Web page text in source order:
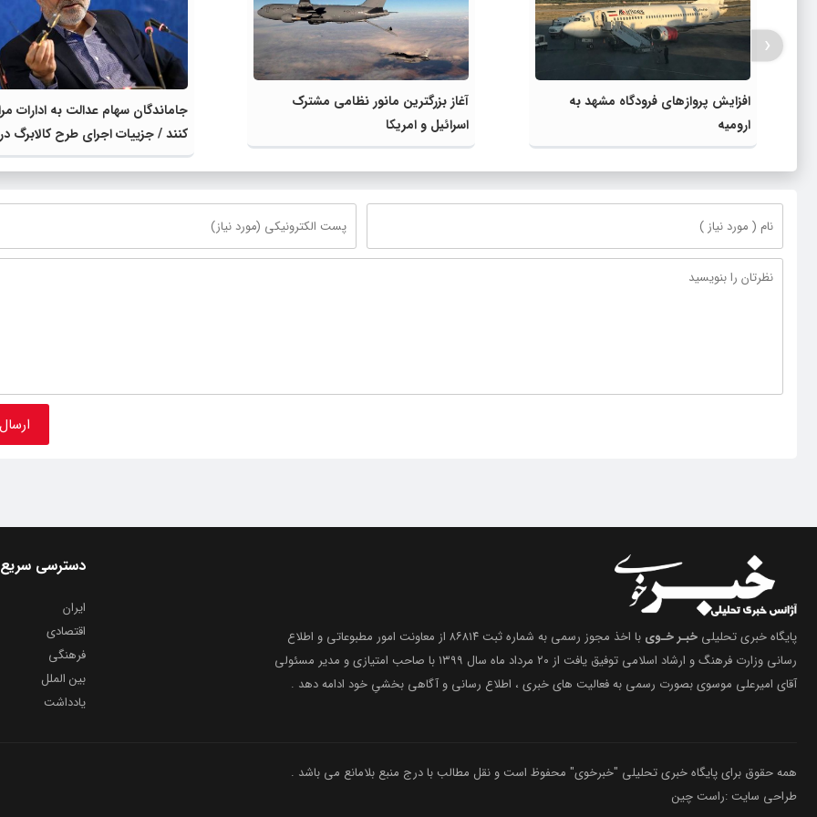
افزایش پروازهای فرودگاه مشهد به
ارومیه
آغاز بزرگترین مانور نظامی مشترک
اسرائیل و امریکا
جاماندگان سهام عدالت به ادارات
استان
‹
پایگاه خبری تحلیلی خبـر خـوی
با اخذ مجوز رسمی به شماره ثبت ۸۶۸۱۴ از معاونت امور مطبوعاتی و اطلاع
رسانی وزارت فرهنگ و ارشاد اسلامی توفیق یافت از ۲۰ مرداد ماه سال ۱۳۹۹ با صاحب امتیازی و مدیر مسئولی
آقای امیرعلی موسوی بصورت رسمی به فعالیت های خبری ، اطلاع رسانی و آگاهی بخشیِ خود ادامه دهد .
دسترسی سریع
ایران
اقتصادی
فرهنگی
بین الملل
یادداشت
همه حقوق برای پایگاه خبری تحلیلی "خبرخوی" محفوظ است و نقل مطالب با درج منبع بلامانع می باشد .
طراحی سایت :راست چین